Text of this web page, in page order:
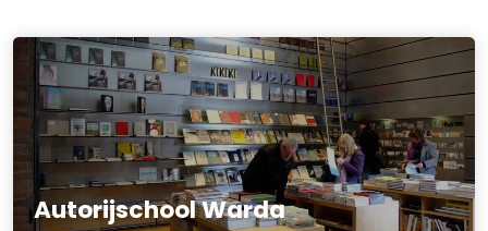
Autorijschool Warda